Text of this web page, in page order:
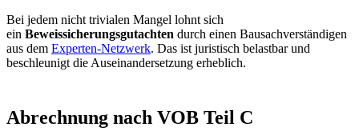
Bei jedem nicht trivialen Mangel lohnt sich
ein Beweissicherungsgutachten durch einen Bausachverständigen
aus dem Experten-Netzwerk. Das ist juristisch belastbar und
beschleunigt die Auseinandersetzung erheblich.
Abrechnung nach VOB Teil C